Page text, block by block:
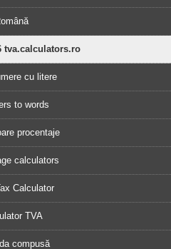
tva.calculators.ro
cu litere
to words
procentaje
calculators
Calculator
TVA
compusă